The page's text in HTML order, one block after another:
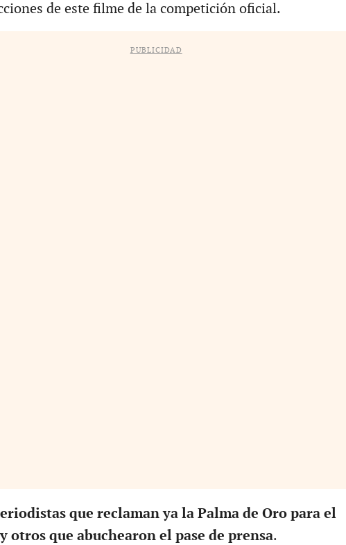
de este filme de la competición oficial.
PUBLICIDAD
que reclaman ya la Palma de Oro para el
otros que abuchearon el pase de prensa.